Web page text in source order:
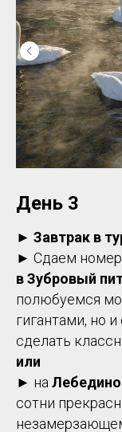
День 3
► Завтрак в
► Сдаем
в Зубровый
полюбуемся
гигантами, но
сделать
или
► на
сотни